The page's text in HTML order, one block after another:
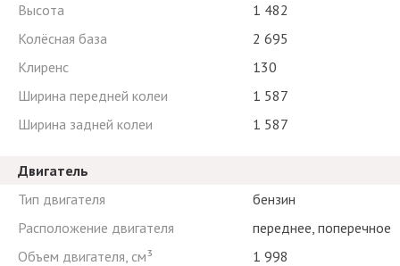
Высота
1 482
Колёсная база
2 695
Клиренс
130
Ширина передней колеи
1 587
Ширина задней колеи
1 587
Двигатель
Тип двигателя
бензин
Расположение двигателя
переднее, поперечное
Объем двигателя, см³
1 998